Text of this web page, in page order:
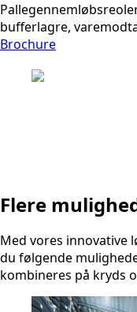
bufferlagre,
Brochure
Flere
Med vores innovative
du følgende
kombineres på kryds